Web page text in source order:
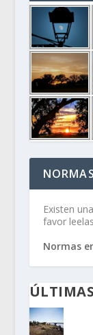
Existen
favor
Normas